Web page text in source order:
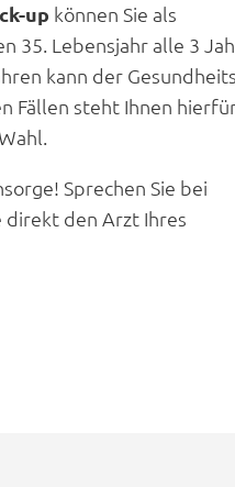
up können Sie als
35. Lebensjahr alle 3
kann der Gesundheits
Fällen steht Ihnen
Sprechen Sie bei
direkt den Arzt Ihres